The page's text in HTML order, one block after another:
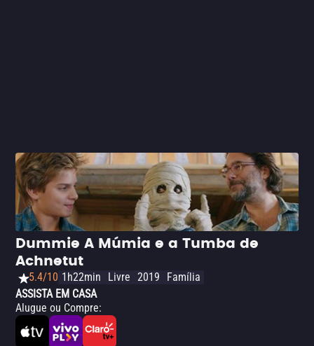
Dummie A Múmia e a Tumba de
Achnetut
5.4/10 1h22min Livre 2019
Família
ASSISTA EM CASA
Alugue ou Compre: